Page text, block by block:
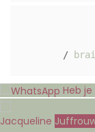
/
Heb
Jacqueline